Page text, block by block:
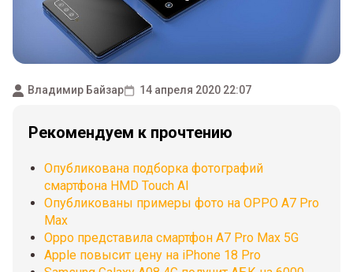
Владимир Байзар 14 апреля 2020 22:07
Рекомендуем к прочтению
Опубликована подборка фотографий
смартфона HMD Touch AI
Опубликованы примеры фото на OPPO A7 Pro
Max
Oppo представила смартфон A7 Pro Max 5G
Apple повысит цену на iPhone 18 Pro